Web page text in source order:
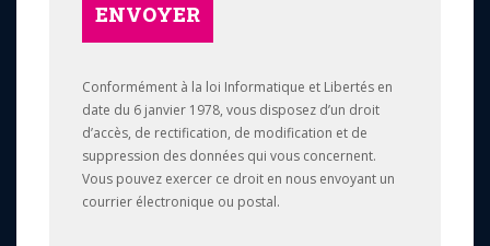
ENVOYER
Conformément à la loi Informatique et Libertés en
date du 6 janvier 1978, vous disposez d’un droit
d’accès, de rectification, de modification et de
suppression des données qui vous concernent.
Vous pouvez exercer ce droit en nous envoyant un
courrier électronique ou postal.